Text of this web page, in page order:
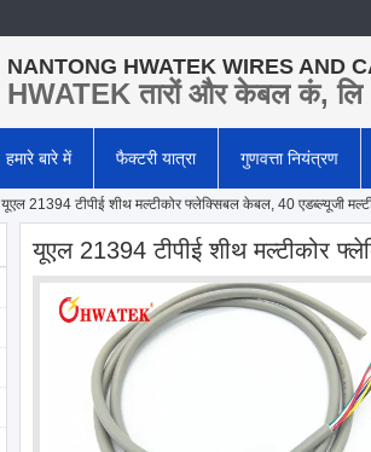
NANTONG HWATEK WIRES AND
HWATEK तारों और केबल कं,
हमारे बारे में फैक्टरी यात्रा गुणवत्ता नियंत्रण
यूएल 21394 टीपीई शीथ मल्टीकोर फ्लेक्सिबल केबल, 40 एडब्ल्यूजी
यूएल 21394 टीपीई शीथ मल्टीकोर